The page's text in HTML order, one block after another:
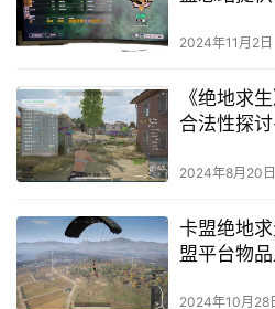
2024年11月2日
《绝地求
合法性探
2024年8月20日
卡盟绝地
盟平台物
2024年10月28